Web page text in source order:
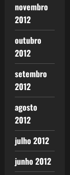
novembro
2012
outubro
2012
setembro
2012
agosto
2012
julho 2012
junho 2012